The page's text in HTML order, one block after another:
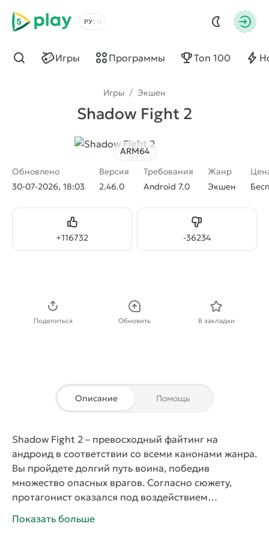
5play
Выбрать язык
Игры Программы Топ 100
Найти
Игры / Экшен
Shadow Fight 2
ARM64
Обновлено
30-07-2026, 18:03
Версия
2.46.0
Требования
Android 7.0
Жанр
Экшен
+116732
Нравится -36234
Не нравится
Поделиться Обновить В закладки
Описание Помощь
Shadow Fight 2 – превосходный файтинг на
андроид в соответствии со всеми канонами жанра.
Вы пройдете долгий путь воина, победив
множество опасных врагов. Согласно сюжету,
протагонист оказался под воздействием
безымянной тенью. Ради спасения мира ему
Показать больше